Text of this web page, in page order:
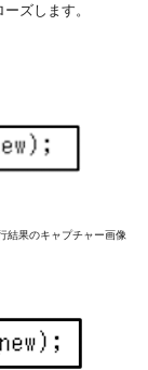
ズします。
結果のキャプチャー画像